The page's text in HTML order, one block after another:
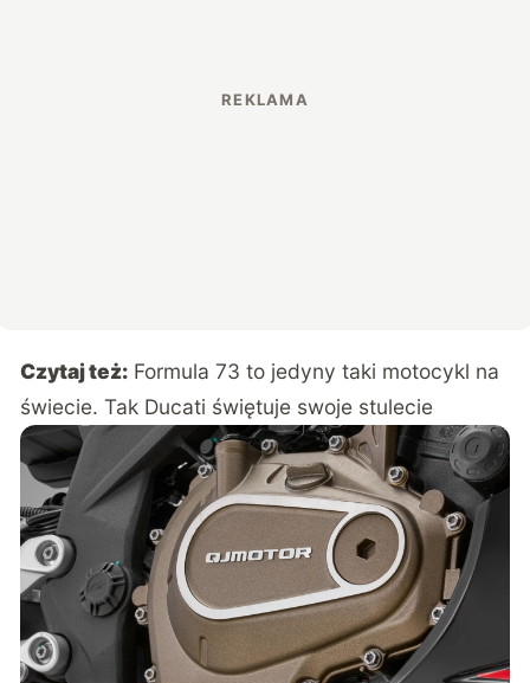
Czytaj też: Formula 73 to jedyny taki motocykl na
świecie. Tak Ducati świętuje swoje stulecie